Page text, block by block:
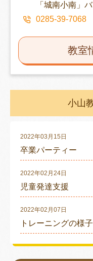
「城南小南」
0285-39-7068
教室
小山
2022年03月15日
卒業パーティー
2022年02月24日
児童発達支援
2022年02月07日
トレーニングの様子